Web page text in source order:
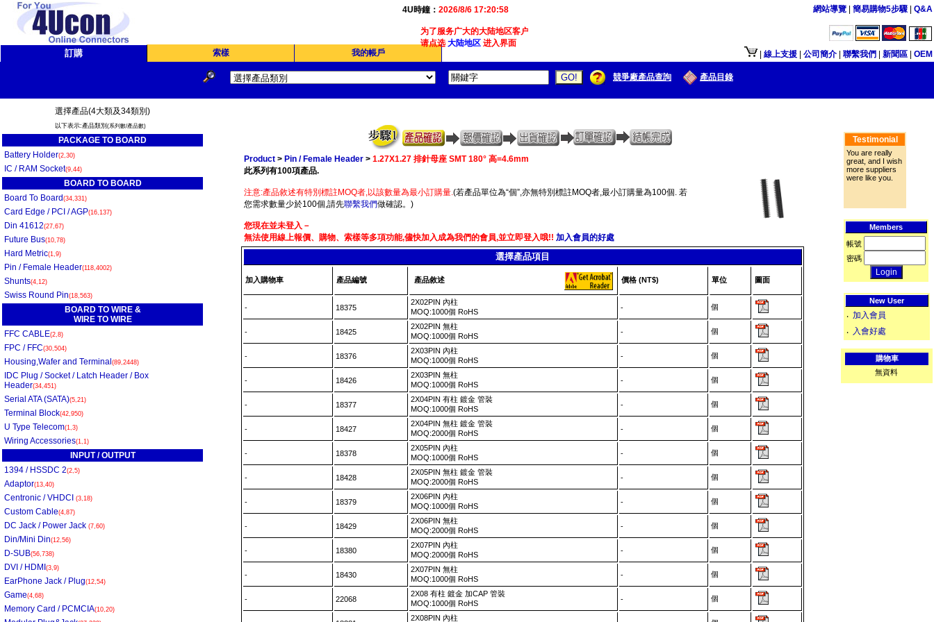
4U時鐘： 2026/8/6 17:20:58
为了服务广大的大陆地区客户,我们4Ucon新增了简体版接口供大陆地区客户使用.
请点选大陆地区进入界面
網站導覽 簡易購物5步驟 Q&A
訂購 索樣 我的帳戶 線上支援 公司簡介 聯繫我們 新聞區 OEM
競爭廠產品查詢 產品目錄
選擇產品(4大類及34類別)
以下表示:產品類別 (系列數/產品數)
PACKAGE TO BOARD
Battery Holder(2,30)
IC / RAM Socket(9,44)
BOARD TO BOARD
Board To Board (34,331)
Card Edge / PCI / AGP(16,137)
Din 41612(27,67)
Future Bus(10,78)
Hard Metric(1,9)
Pin / Female Header(118,4002)
Shunts(4,12)
Swiss Round Pin(18,563)
BOARD TO WIRE &
WIRE TO WIRE
FFC CABLE(2,8)
FPC / FFC(30,504)
Housing,Wafer and Terminal (89,2448)
IDC Plug / Socket / Latch Header / Box
Header(34,451)
Serial ATA (SATA)(5,21)
Terminal Block(42,950)
U Type Telecom(1,3)
Wiring Accessories(1,1)
INPUT / OUTPUT
1394 / HSSDC 2(2,5)
Adaptor(13,40)
Centronic / VHDCI (3,18)
Custom Cable(4,87)
DC Jack / Power Jack (7,60)
Din/Mini Din(12,56)
D-SUB(56,738)
DVI / HDMI (3,9)
EarPhone Jack / Plug(12,54)
Game(4,68)
Memory Card / PCMCIA(10,20)
Product> Pin / Female Header> 1.27X1.27 排針母座 SMT 180° 高=4.6mm
此系列有100項產品.
注意:產品敘述有特別標註MOQ者,以該數量為最小訂購量.(若產品單位為“個”,亦無特別標註MOQ者,最小訂購量為100個. 若
您需求數量少於100個,請先聯繫我們做確認。)
您現在並未登入－
無法使用線上報價、購物、索樣等多項功能,儘快加入成為我們的會員,並立即登入哦!! 加入會員的好處
選擇產品項目
加入購物車 產品編號 產品敘述 價格 (NT$) 單位 圖面
- 18375
2X02PIN 內柱
MOQ:1000個 RoHS
- 個
- 18425
2X02PIN 無柱
MOQ:1000個 RoHS
- 個
- 18376
2X03PIN 內柱
MOQ:1000個 RoHS
- 個
- 18426
2X03PIN 無柱
MOQ:1000個 RoHS
- 個
- 18377
2X04PIN 有柱 鍍金 管裝
MOQ:1000個 RoHS
- 個
- 18427
2X04PIN 無柱 鍍金 管裝
MOQ:2000個 RoHS
- 個
- 18378
2X05PIN 內柱
MOQ:1000個 RoHS
- 個
- 18428
2X05PIN 無柱 鍍金 管裝
MOQ:2000個 RoHS
- 個
- 18379
2X06PIN 內柱
MOQ:1000個 RoHS
- 個
- 18429
2X06PIN 無柱
MOQ:2000個 RoHS
- 個
- 18380
2X07PIN 內柱
MOQ:2000個 RoHS
- 個
- 18430
2X07PIN 無柱
MOQ:1000個 RoHS
- 個
- 22068
2X08 有柱 鍍金 加CAP 管裝
MOQ:1000個 RoHS
- 個
2X08PIN 內柱
Testimonial
You are really
great, and I wish
more suppliers
were like you.
Members
帳號
密碼
New User
‧ 加入會員
‧ 入會好處
購物車
無資料